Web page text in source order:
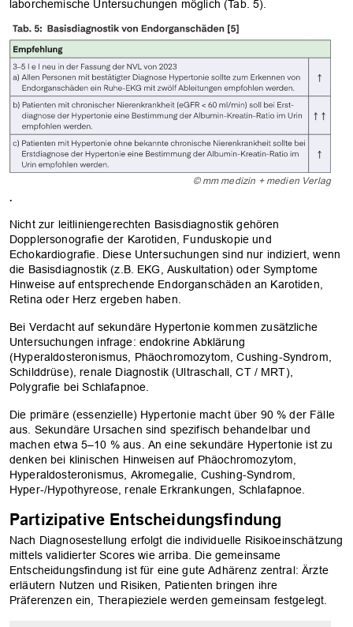
laborchemische Untersuchungen möglich (Tab. 5).
© mm medizin + medien Verlag
.
Nicht zur leitliniengerechten Basisdiagnostik gehören
Dopplersonografie der Karotiden, Funduskopie und
Echokardiografie. Diese Untersuchungen sind nur indiziert, wenn
die Basisdiagnostik (z.B. EKG, Auskultation) oder Symptome
Hinweise auf entsprechende Endorganschäden an Karotiden,
Retina oder Herz ergeben haben.
Bei Verdacht auf sekundäre Hypertonie kommen zusätzliche
Untersuchungen infrage: endokrine Abklärung
(Hyperaldosteronismus, Phäochromozytom, Cushing-Syndrom,
Schilddrüse), renale Diagnostik (Ultraschall, CT / MRT),
Polygrafie bei Schlafapnoe.
Die primäre (essenzielle) Hypertonie macht über 90 % der Fälle
aus. Sekundäre Ursachen sind spezifisch behandelbar und
machen etwa 5–10 % aus. An eine sekundäre Hypertonie ist zu
denken bei klinischen Hinweisen auf Phäochromozytom,
Hyperaldosteronismus, Akromegalie, Cushing-Syndrom,
Hyper‑/Hypothyreose, renale Erkrankungen, Schlafapnoe.
Partizipative Entscheidungsfindung
Nach Diagnosestellung erfolgt die individuelle Risikoeinschätzung
mittels validierter Scores wie arriba. Die gemeinsame
Entscheidungsfindung ist für eine gute Adhärenz zentral: Ärzte
erläutern Nutzen und Risiken, Patienten bringen ihre
Präferenzen ein, Therapieziele werden gemeinsam festgelegt.